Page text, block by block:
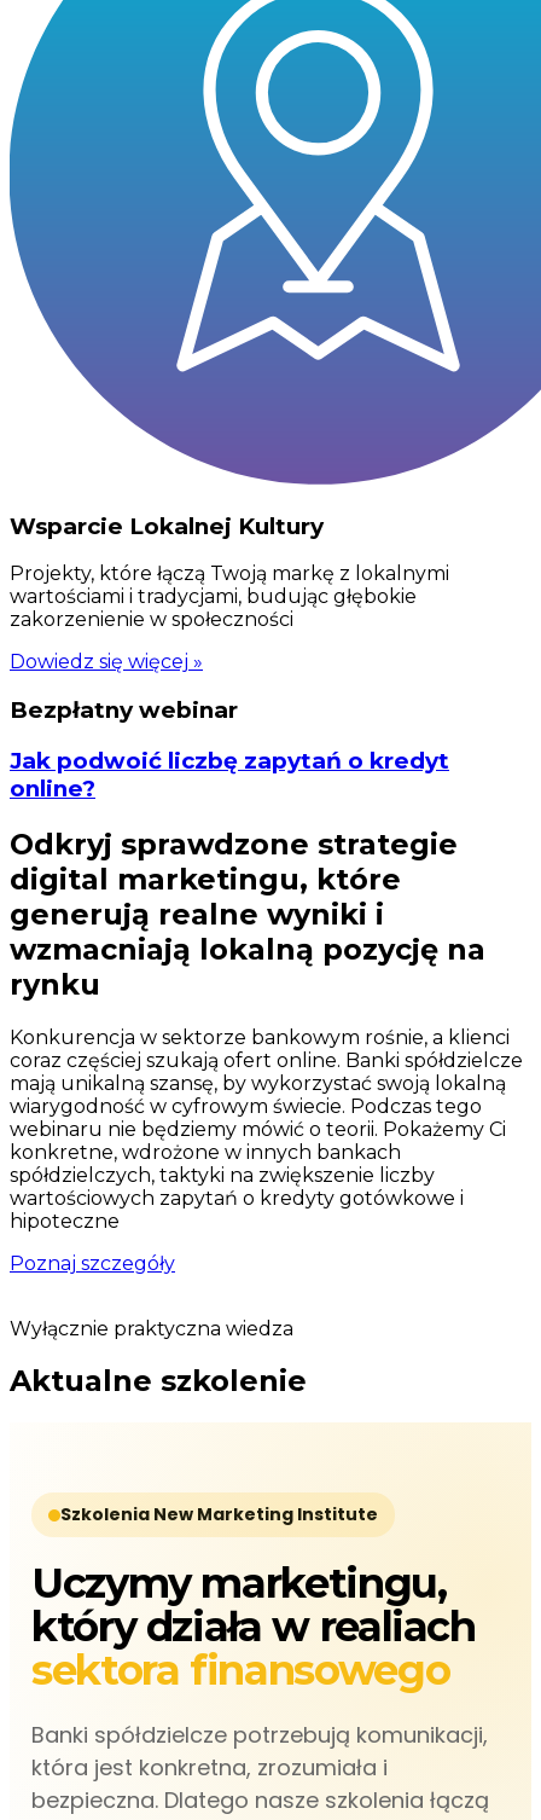
Wsparcie Lokalnej Kultury
Projekty, które łączą Twoją markę z lokalnymi
wartościami i tradycjami, budując głębokie
zakorzenienie w społeczności
Dowiedz się więcej »
Bezpłatny webinar
Jak podwoić liczbę zapytań o kredyt
online?
Odkryj sprawdzone strategie
digital marketingu, które
generują realne wyniki i
wzmacniają lokalną pozycję na
rynku
Konkurencja w sektorze bankowym rośnie, a klienci
coraz częściej szukają ofert online. Banki spółdzielcze
mają unikalną szansę, by wykorzystać swoją lokalną
wiarygodność w cyfrowym świecie. Podczas tego
webinaru nie będziemy mówić o teorii. Pokażemy Ci
konkretne, wdrożone w innych bankach
spółdzielczych, taktyki na zwiększenie liczby
wartościowych zapytań o kredyty gotówkowe i
hipoteczne
Poznaj szczegóły
Wyłącznie praktyczna wiedza
Aktualne szkolenie
Szkolenia New Marketing Institute
Uczymy marketingu,
który działa w realiach
sektora finansowego
Banki spółdzielcze potrzebują komunikacji,
która jest konkretna, zrozumiała i
bezpieczna. Dlatego nasze szkolenia łączą